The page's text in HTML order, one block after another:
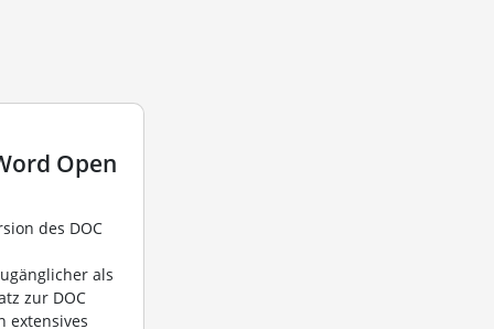
Open
des DOC
als
zur DOC
extensives